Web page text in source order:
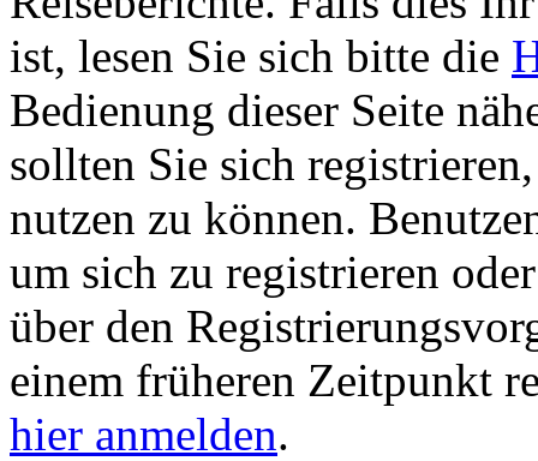
ist, lesen Sie sich bitte die
Bedienung dieser Seite
sollten Sie sich
nutzen zu können.
um sich zu registrieren
über den
einem früheren Zeitpunkt
hier anmelden.